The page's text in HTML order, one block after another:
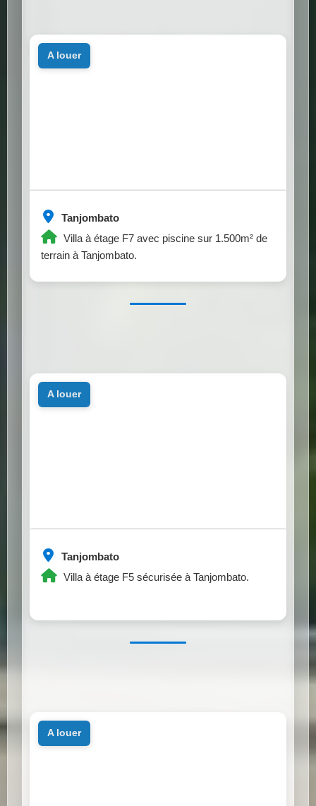
Tanjombato
Villa à étage F7 avec piscine sur 1.500m² de
terrain à Tanjombato.
a louer
Tanjombato
Villa à étage F5 sécurisée à Tanjombato.
a louer
a louer